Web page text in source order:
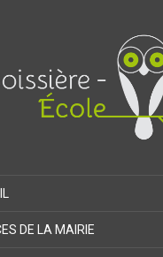
DE LA MAIRIE